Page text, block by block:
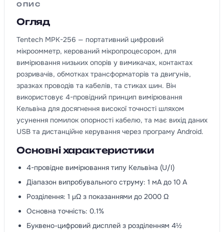
ОПИС
Огляд
Tentech MPK-256 — портативний цифровий
мікроомметр, керований мікропроцесором, для
вимірювання низьких опорів у вимикачах, контактах
розривачів, обмотках трансформаторів та двигунів,
зразках проводів та кабелів, та стиках шин. Він
використовує 4-провідний принцип вимірювання
Кельвіна для досягнення високої точності шляхом
усунення помилок опорності кабелю, та має вихід даних
USB та дистанційне керування через програму Android.
Основні характеристики
4-провідне вимірювання типу Кельвіна (U/I)
Діапазон випробувального струму: 1 мА до 10 А
Розділення: 1 μΩ з показаннями до 2000 Ω
Основна точність: 0.1%
Буквено-цифровий дисплей з розділенням 4½